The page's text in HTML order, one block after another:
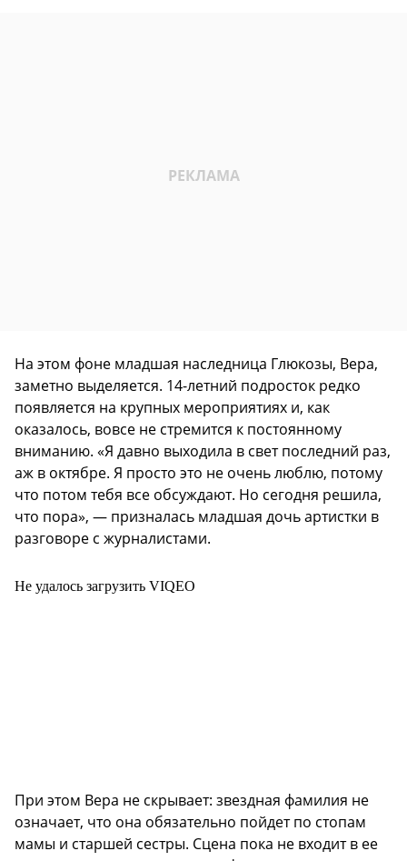
На этом фоне младшая наследница Глюкозы, Вера,
заметно выделяется. 14-летний подросток редко
появляется на крупных мероприятиях и, как
оказалось, вовсе не стремится к постоянному
вниманию. «Я давно выходила в свет последний раз,
аж в октябре. Я просто это не очень люблю, потому
что потом тебя все обсуждают. Но сегодня решила,
что пора», — призналась младшая дочь артистки в
разговоре с журналистами.
Не удалось загрузить VIQEO
При этом Вера не скрывает: звездная фамилия не
означает, что она обязательно пойдет по стопам
мамы и старшей сестры. Сцена пока не входит в ее